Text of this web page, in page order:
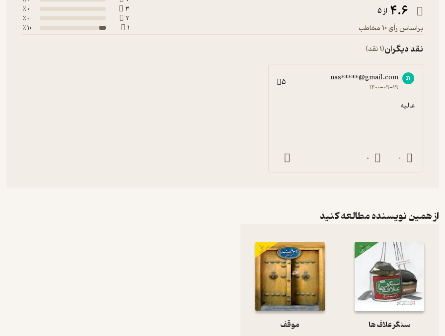
4.6 از 5
براساس رأی 10 مخاطب
3
0 ٪
2
0 ٪
1
10 ٪
نقد دیگران(1 نقد)
n
nas*****@gmail.com
۱۴۰۰-۰۹-۱۹ 5
عالیه
0
0
از همین نویسنده مطالعه کنید
سنگر علاف ها موقف